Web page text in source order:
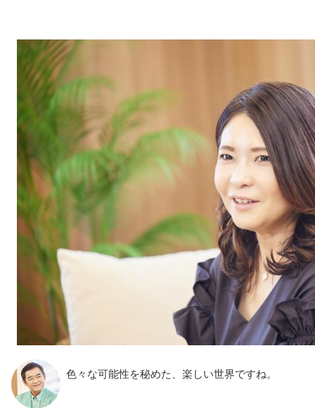
色々な可能性を秘めた、楽しい世界ですね。